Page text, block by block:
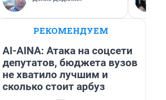
РЕКОМЕНДУЕМ
AI-AINA: Атака на соцсети
депутатов, бюджета вузов
не хватило лучшим и
сколько стоит арбуз